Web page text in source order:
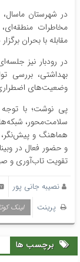
در شهرستان
مخاطرات
مقابله با بحران
در رودبار نیز
بهداشتی، بررسی
وضعیت‌های اضطراری
پی نوشت؛ با
سلامت‌محور،
هماهنگ و پیش‌نگر،
و حضور فعال در
تقویت تاب‌آوری و
نصیبه جانی پور
پرینت
لینک
برچسب ها